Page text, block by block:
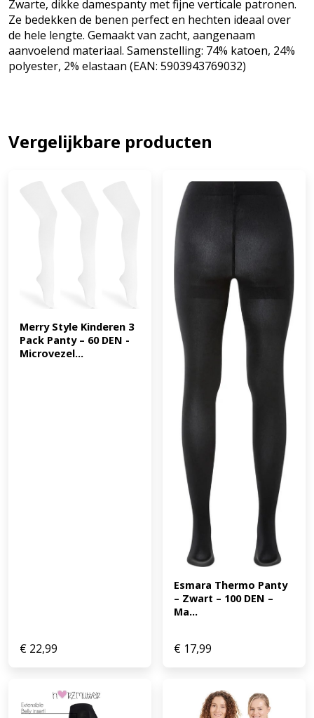
Zwarte, dikke damespanty met fijne verticale patronen.
Ze bedekken de benen perfect en hechten ideaal over
de hele lengte. Gemaakt van zacht, aangenaam
aanvoelend materiaal. Samenstelling: 74% katoen, 24%
polyester, 2% elastaan (EAN: 5903943769032)
Vergelijkbare producten
Merry Style Kinderen 3
Pack Panty – 60 DEN -
Microvezel...
€ 22,99
Esmara Thermo Panty
– Zwart – 100 DEN –
Ma...
€ 17,99